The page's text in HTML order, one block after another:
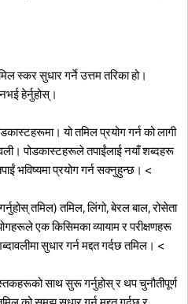
स्कर सुधार गर्ने उत्तम तरिका हो।
हेर्नुहोस्।
यो तमिल प्रयोग गर्न को लागी
पोडकास्टहरूले तपाईंलाई नयाँ शब्दहरू
भविष्यमा प्रयोग गर्न सक्नुहुन्छ। <
तमिल) तमिल, लिंगो, बेरल बाल, रोसेता
एक किसिमका व्यायाम र परीक्षणहरू
सुधार गर्न मद्दत गर्दछ तमिल। <
साथ सुरू गर्नुहोस् र थप चुनौतीपूर्ण